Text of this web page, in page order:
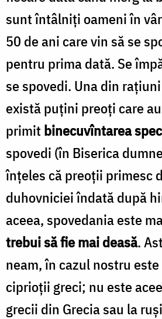
sunt întâlniţi oameni în
50 de ani care vin să se
pentru prima dată. Se
se spovedi. Una din
există puţini preoţi care au
primit binecuvîntarea
spovedi (în Biserica
înţeles că preoţii primesc
duhovniciei îndată după
aceea, spovedania este
trebui să fie mai deasă.
neam, în cazul nostru
ciprioţii greci; nu este
grecii din Grecia sau la